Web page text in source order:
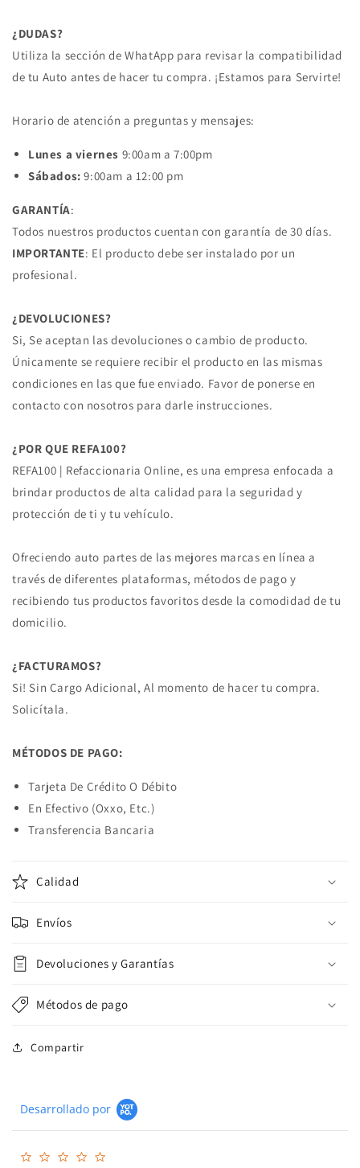
¿DUDAS?
Utiliza la sección de WhatApp para revisar la compatibilidad
de tu Auto antes de hacer tu compra. ¡Estamos para Servirte!
Horario de atención a preguntas y mensajes:
Lunes a viernes 9:00am a 7:00pm
Sábados: 9:00am a 12:00 pm
GARANTÍA:
Todos nuestros productos cuentan con garantía de 30 días.
IMPORTANTE: El producto debe ser instalado por un
profesional.
¿DEVOLUCIONES?
Si, Se aceptan las devoluciones o cambio de producto.
Únicamente se requiere recibir el producto en las mismas
condiciones en las que fue enviado. Favor de ponerse en
contacto con nosotros para darle instrucciones.
¿POR QUE REFA100?
REFA100 | Refaccionaria Online, es una empresa enfocada a
brindar productos de alta calidad para la seguridad y
protección de ti y tu vehículo.
Ofreciendo auto partes de las mejores marcas en línea a
través de diferentes plataformas, métodos de pago y
recibiendo tus productos favoritos desde la comodidad de tu
domicilio.
¿FACTURAMOS?
Si! Sin Cargo Adicional, Al momento de hacer tu compra.
Solicítala.
MÉTODOS DE PAGO:
Tarjeta De Crédito O Débito
En Efectivo (Oxxo, Etc.)
Transferencia Bancaria
Calidad
Envíos
Devoluciones y Garantías
Métodos de pago
Compartir
Desarrollado por